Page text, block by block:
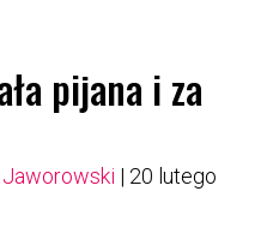
pijana i za
| 20 lutego